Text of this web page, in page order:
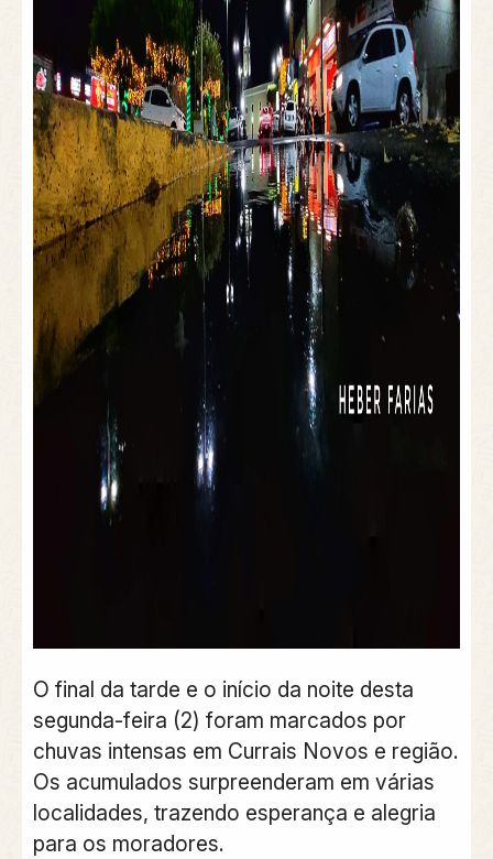
O final da tarde e o início da noite desta
segunda-feira (2) foram marcados por
chuvas intensas em Currais Novos e região.
Os acumulados surpreenderam em várias
localidades, trazendo esperança e alegria
para os moradores.